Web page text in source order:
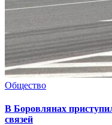
Общество
В Боровлянах
связей